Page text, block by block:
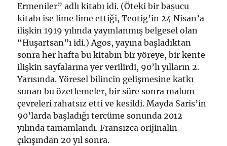
Ermeniler” adlı kitabı idi. (Öteki bir başucu
kitabı ise lime lime ettiği, Teotig’in 24 Nisan’a
ilişkin 1919 yılında yayınlanmış belgesel olan
“Huşartsan”ı idi.) Agos, yayına başladıktan
sonra her hafta bu kitabın bir yöreye, bir kente
ilişkin sayfalarına yer verilirdi, 90’lı yılların 2.
Yarısında. Yöresel bilincin gelişmesine katkı
sunan bu özetlemeler, bir süre sonra malum
çevreleri rahatsız etti ve kesildi. Mayda Saris’in
90’larda başladığı tercüme sonunda 2012
yılında tamamlandı. Fransızca orijinalin
çıkışından 20 yıl sonra.